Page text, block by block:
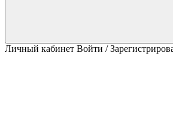
Личный кабинет Войти /